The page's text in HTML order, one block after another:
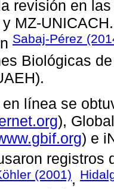
revisión en
MZ-
Sabaj-Pérez
Biológicas
línea se
),
) e
registros
(2001),